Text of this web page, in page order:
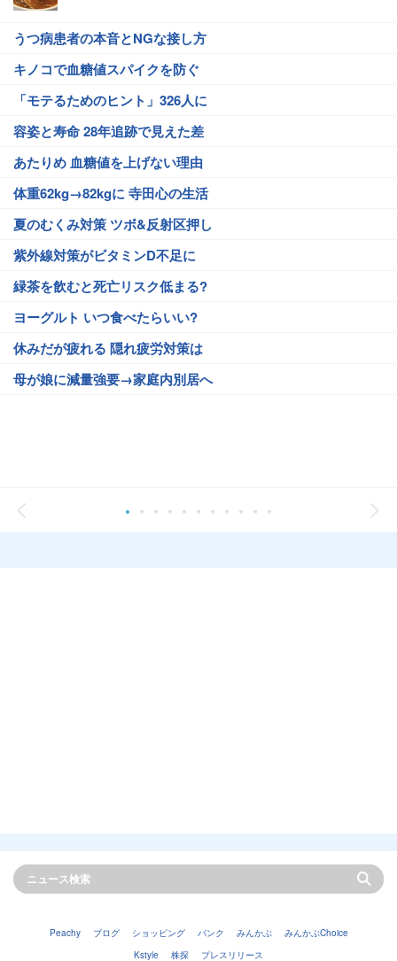
うつ病患者の本音とNGな接し方
キノコで血糖値スパイクを防ぐ
「モテるためのヒント」326人に
容姿と寿命 28年追跡で見えた差
あたりめ 血糖値を上げない理由
体重62kg→82kgに 寺田心の生活
夏のむくみ対策 ツボ&反射区押し
紫外線対策がビタミンD不足に
緑茶を飲むと死亡リスク低まる?
ヨーグルト いつ食べたらいい?
休みだが疲れる 隠れ疲労対策は
母が娘に減量強要→家庭内別居へ
Peachy ブログ ショッピング バンク みんかぶ
みんかぶChoice
Kstyle
株探 プレスリリース